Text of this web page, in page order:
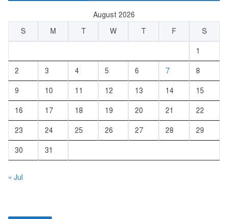
August 2026
S
M T W T F S
1
2 3 4 5 6 7 8
9 10 11 12 13 14 15
16 17 18 19 20 21 22
23 24 25 26 27 28 29
30 31
« Jul